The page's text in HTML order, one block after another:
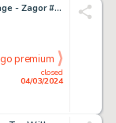
Donatelli, Franco - 5 Original page - Zagor #162 - "Pattuglia eroica" - 1979
closed
04/03/2024
go premium